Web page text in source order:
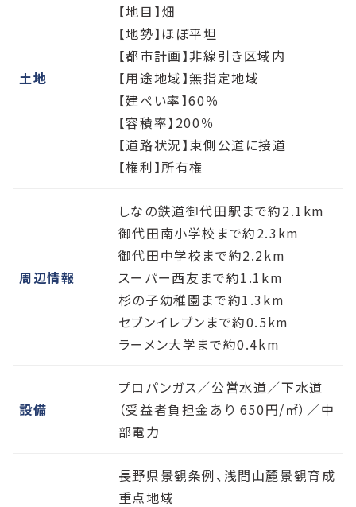
土地
【地目】畑
【地勢】ほぼ平坦
【都市計画】非線引き区域内
【用途地域】無指定地域
【建ぺい率】60％
【容積率】200％
【道路状況】東側公道に接道
【権利】所有権
周辺情報
しなの鉄道御代田駅まで約2.1km
御代田南小学校まで約2.3km
御代田中学校まで約2.2km
スーパー西友まで約1.1km
杉の子幼稚園まで約1.3km
セブンイレブンまで約0.5km
ラーメン大学まで約0.4km
設備
プロパンガス／公営水道／下水道
（受益者負担金あり 650円/㎡）／中
部電力
長野県景観条例、浅間山麓景観育成
重点地域